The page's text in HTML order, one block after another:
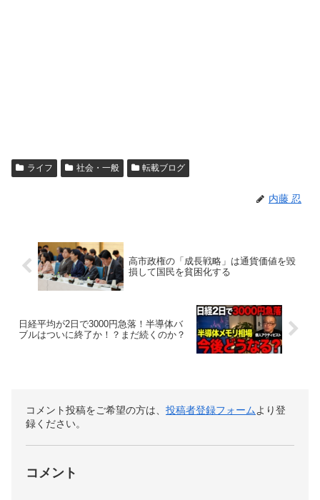
ライフ 社会・一般 転載ブログ
内藤 忍
高市政権の「成長戦略」は通貨価値を毀
損して国民を貧困化する
日経平均が2日で3000円急落！半導体バ
ブルはついに終了か！？まだ続くのか？
コメント投稿をご希望の方は、 投稿者登録フォーム より登
録ください。
コメント